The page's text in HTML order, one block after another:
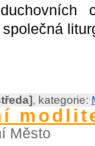
, kategorie:
Město